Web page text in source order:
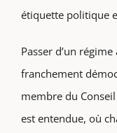
étiquette politique
Passer d’un
franchement
membre du
est entendue, où